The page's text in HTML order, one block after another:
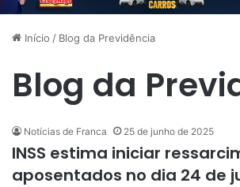
Início / Blog da Previdência
Blog da
Notícias de Franca 25 de junho de 2025
INSS estima iniciar
aposentados no dia 24 de